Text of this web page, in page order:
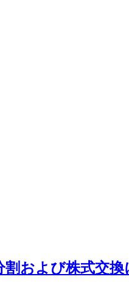
および株式交